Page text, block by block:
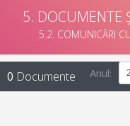
5. DOCUMENTE
5.2. COMUNICĂRI
0 Documente Anul: